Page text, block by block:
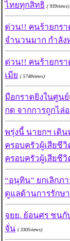
ไทยทุกสิทธิ ( 939views)
ด่วน!! คนร้ายกรา
จำนวนมาก กำลัง
ด่วน!! คนร้ายกร
เมีย ( 5748views)
มือกราดยิงในศูนย์
กด จากการถูกไล่
พรุ่งนี้ นายกฯ เดิน
ครอบครัวผู้เสียชีวิ
ครอบครัวผู้เสียชีวิ
“อนุทิน” ยกเลิกภ
ดูแลด้านการรักษ
จยย. ย้อนศร ชน
จั่น ( 3305views)